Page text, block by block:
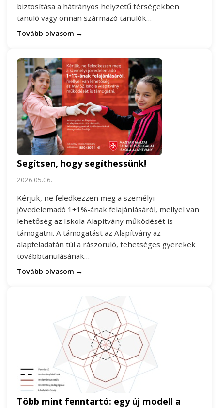
biztosítása a hátrányos helyzetű térségekben
tanuló vagy onnan származó tanulók…
Tovább olvasom →
Segítsen, hogy segíthessünk!
2026.05.06.
Kérjük, ne feledkezzen meg a személyi
jövedelemadó 1+1%-ának felajánlásáról, mellyel van
lehetőség az Iskola Alapítvány működését is
támogatni. A támogatást az Alapítvány az
alapfeladatán túl a rászoruló, tehetséges gyerekek
továbbtanulásának…
Tovább olvasom →
Több mint fenntartó: egy új modell a